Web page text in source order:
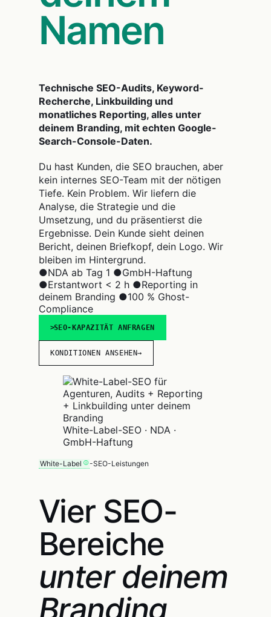
Namen
Technische SEO-Audits, Keyword-
Recherche, Linkbuilding und
monatliches Reporting, alles unter
deinem Branding, mit echten Google-
Search-Console-Daten.
Du hast Kunden, die SEO brauchen, aber
kein internes SEO-Team mit der nötigen
Tiefe. Kein Problem. Wir liefern die
Analyse, die Strategie und die
Umsetzung, und du präsentierst die
Ergebnisse. Dein Kunde sieht deinen
Bericht, deinen Briefkopf, dein Logo. Wir
bleiben im Hintergrund.
●NDA ab Tag 1 ●GmbH-Haftung
●Erstantwort < 2 h ●Reporting in
deinem Branding ●100 % Ghost-
Compliance
SEO-KAPAZITÄT ANFRAGEN
KONDITIONEN ANSEHEN→
White-Label-SEO · NDA ·
GmbH-Haftung
White-Label -SEO-Leistungen
Vier SEO-
Bereiche
unter deinem